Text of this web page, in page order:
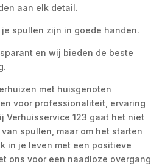
aan elk detail.
spullen zijn in goede handen.
en wij bieden de beste
met huisgenoten
voor professionaliteit, ervaring
Verhuisservice 123 gaat het niet
spullen, maar om het starten
in je leven met een positieve
ons voor een naadloze overgang